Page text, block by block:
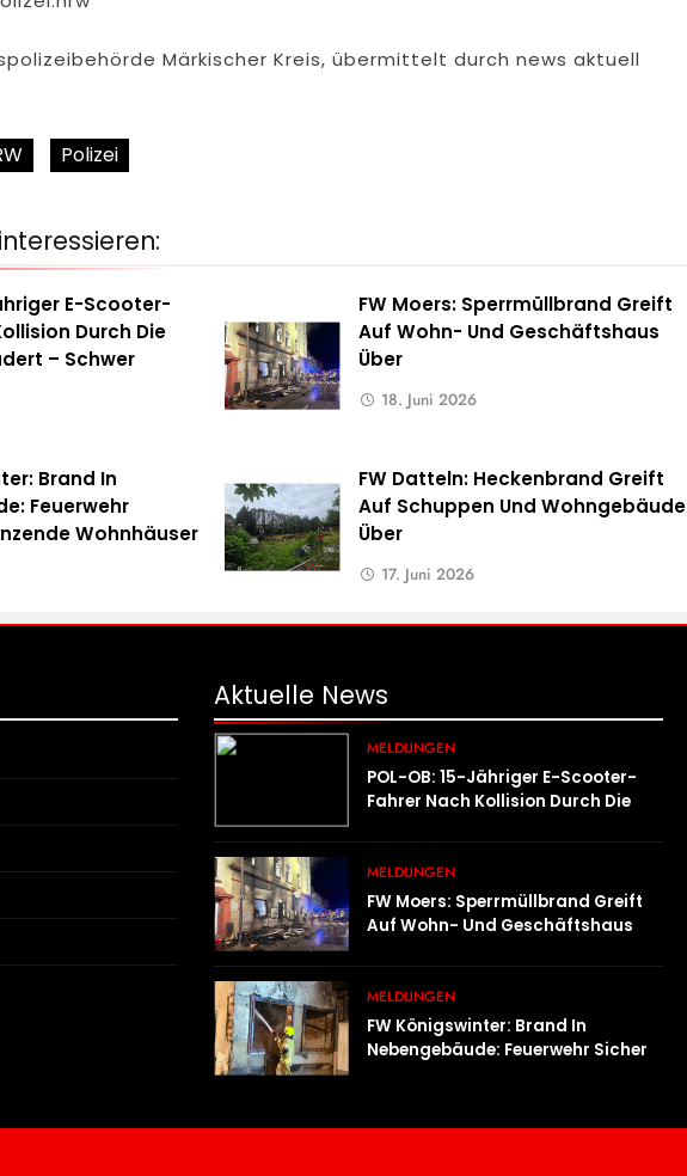
Märkischer Kreis, übermittelt durch news aktuell
Polizei
E-Scooter-
Durch Die
– Schwer
FW Moers: Sperrmüllbrand Greift
Auf Wohn- Und Geschäftshaus
Über
18. Juni 2026
Brand In
Feuerwehr
Wohnhäuser
FW Datteln: Heckenbrand Greift
Auf Schuppen Und Wohngebäude
Über
17. Juni 2026
Aktuelle News
MELDUNGEN
POL-OB: 15-Jähriger E-Scooter-
Fahrer Nach Kollision Durch Die
Verletzt
MELDUNGEN
FW Moers: Sperrmüllbrand Greift
Auf Wohn- Und Geschäftshaus
MELDUNGEN
FW Königswinter: Brand In
Nebengebäude: Feuerwehr Sichert